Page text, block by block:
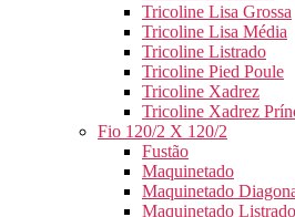
Tricoline Lisa Grossa
Tricoline Lisa Média
Tricoline Listrado
Tricoline Pied Poule
Tricoline Xadrez
Tricoline Xadrez
Fio 120/2 X 120/2
Fustão
Maquinetado
Maquinetado
Maquinetado Listrado